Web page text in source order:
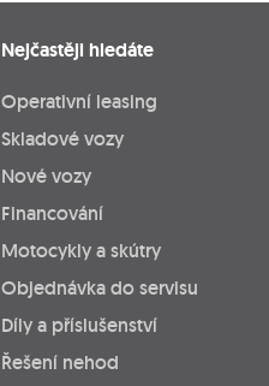
Nejčastěji hledáte
Operativní leasing
Skladové vozy
Nové vozy
Financování
Motocykly a skútry
Objednávka do servisu
Díly a příslušenství
Řešení nehod